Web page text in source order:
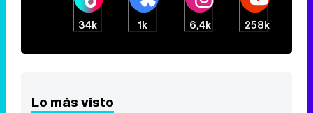
34k 1k 6,4k 258k
Lo más visto